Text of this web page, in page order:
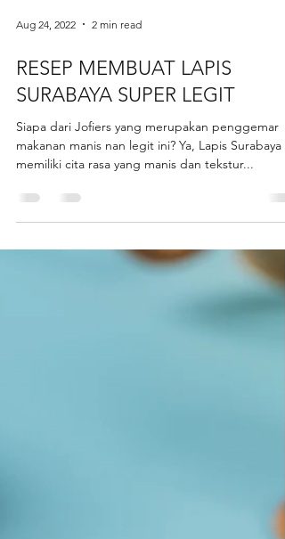
Aug 24, 2022 2 min read
RESEP MEMBUAT LAPIS
SURABAYA SUPER LEGIT
Siapa dari Jofiers yang merupakan penggemar
memiliki cita rasa yang manis dan tekstur...